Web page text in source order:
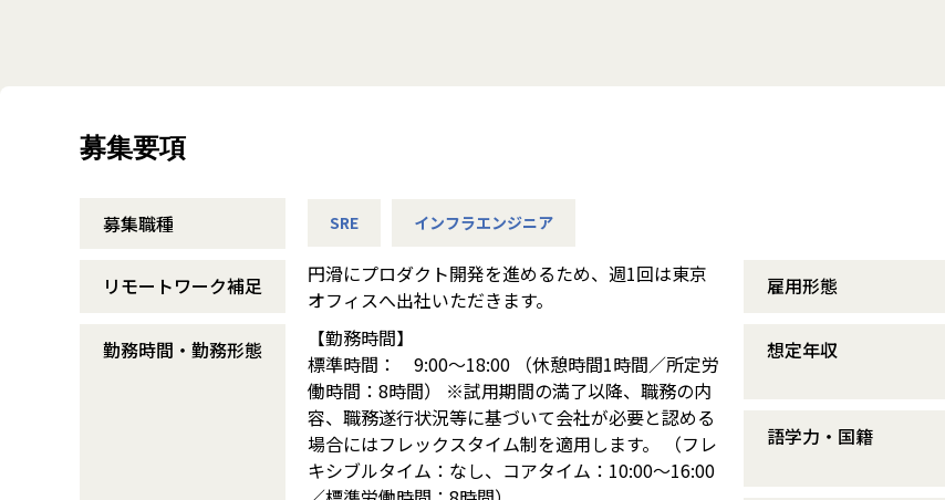
募集要項
募集職種 SRE インフラエンジニア
リモートワーク補足
円滑にプロダクト開発を進めるため、週1回は東京
オフィスへ出社いただきます。
雇用形態
勤務時間・勤務形態
【勤務時間】
標準時間： 9:00～18:00 （休憩時間1時間／所定労
働時間：8時間） ※試用期間の満了以降、職務の内
容、職務遂行状況等に基づいて会社が必要と認める
場合にはフレックスタイム制を適用します。 （フレ
キシブルタイム：なし、コアタイム：10:00～16:00
想定年収
語学力・国籍